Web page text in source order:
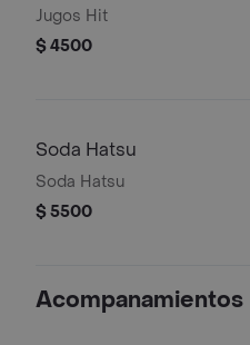
Jugos Hit
$ 4500
Soda Hatsu
Soda Hatsu
$ 5500
Acompanamientos